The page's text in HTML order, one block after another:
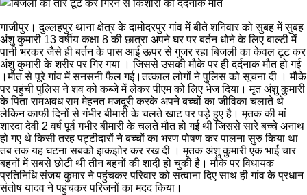
गाजीपुर। दुल्लहपुर थाना क्षेत्र के दामोदरपुर गांव में बीते शनिवार को सुबह में सुबह
अंशु कुमारी 13 वर्षीय कक्षा 8 की छात्रा अपने घर पर बर्तन धोने के लिए बाल्टी में
पानी भरकर जैसे ही बर्तन के पास आई ऊपर से गुजर रहा बिजली का केवल टूट कर
अंशु कुमारी के शरीर पर गिर गया । जिससे उसकी मौके पर ही दर्दनाक मौत हो गई
।मौत से पूरे गांव में सनसनी फैल गई।तत्काल लोगों ने पुलिस को सूचना दी । मौके
पर पहुंची पुलिस ने शव को कब्जे में लेकर पीएम को लिए भेज दिया। मृत अंशु कुमारी
के पिता रामअवध राम मेहनत मजदूरी करके अपने बच्चों का जीविका चलाते थे
लेकिन काफी दिनों से गंभीर बीमारी के चलते खाट पर पड़े हुए है। मृतक की मां
शारदा देवी 2 वर्ष पूर्व गभीर बीमारी के चलते मौत हो गई थी जिससे सारे बच्चे अनाथ
हो गए थे किसी तरह पट्टीदारों ने बच्चों का भरण पोषण कर पालना सुरु किया था
तब तक यह घटना सबको झकझोर कर रख दी । मृतक अंशु कुमारी एक भाई चार
बहनों में सबसे छोटी थी तीन बहनों की शादी हो चुकी है। मौके पर विधायक
प्रतिनिधि संजय कुमार ने पहुंचकर परिवार को सत्वाना दिए साथ ही गांव के प्रधान
संतोष यादव ने पहुंचकर परिजनों का मदद किया।